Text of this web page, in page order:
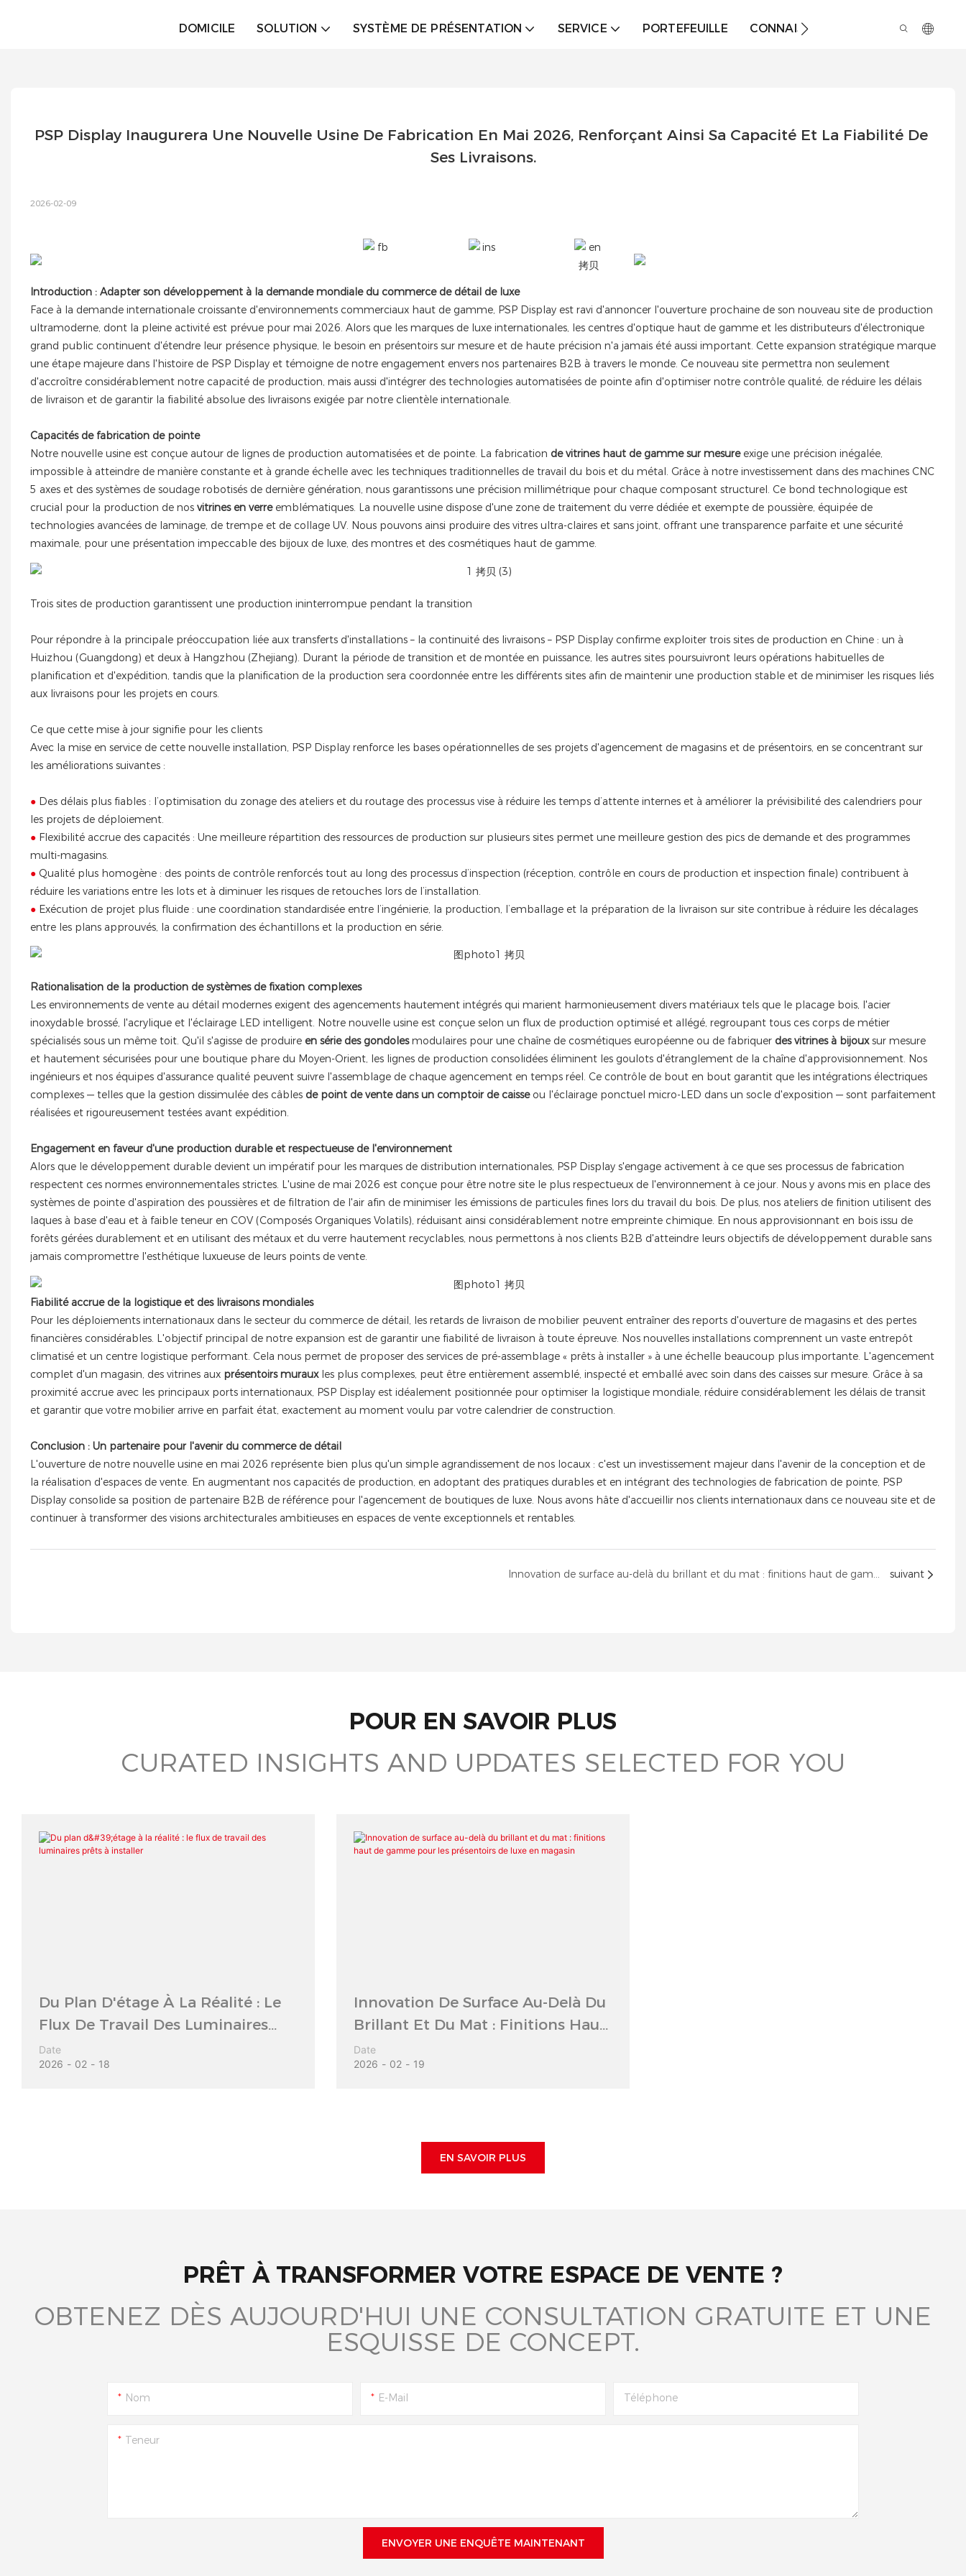
DOMICILE SOLUTION SYSTÈME DE PRÉSENTATION SERVICE PORTEFEUILLE CONNAISSANCES À PROPOS DE
PSP Display Inaugurera Une Nouvelle Usine De Fabrication En Mai 2026, Renforçant Ainsi Sa Capacité Et La Fiabilité De
Ses Livraisons.
2026-02-09
Introduction : Adapter son développement à la demande mondiale du commerce de détail de luxe
Face à la demande internationale croissante d'environnements commerciaux haut de gamme, PSP Display est ravi d'annoncer l'ouverture prochaine de son nouveau site de production
ultramoderne, dont la pleine activité est prévue pour mai 2026. Alors que les marques de luxe internationales, les centres d'optique haut de gamme et les distributeurs d'électronique
grand public continuent d'étendre leur présence physique, le besoin en présentoirs sur mesure et de haute précision n'a jamais été aussi important. Cette expansion stratégique marque
une étape majeure dans l'histoire de PSP Display et témoigne de notre engagement envers nos partenaires B2B à travers le monde. Ce nouveau site permettra non seulement
d'accroître considérablement notre capacité de production, mais aussi d'intégrer des technologies automatisées de pointe afin d'optimiser notre contrôle qualité, de réduire les délais
de livraison et de garantir la fiabilité absolue des livraisons exigée par notre clientèle internationale.
Capacités de fabrication de pointe
Notre nouvelle usine est conçue autour de lignes de production automatisées et de pointe. La fabrication de vitrines haut de gamme sur mesureexige une précision inégalée,
impossible à atteindre de manière constante et à grande échelle avec les techniques traditionnelles de travail du bois et du métal. Grâce à notre investissement dans des machines CNC
5 axes et des systèmes de soudage robotisés de dernière génération, nous garantissons une précision millimétrique pour chaque composant structurel. Ce bond technologique est
crucial pour la production de nos vitrines en verreemblématiques. La nouvelle usine dispose d'une zone de traitement du verre dédiée et exempte de poussière, équipée de
technologies avancées de laminage, de trempe et de collage UV. Nous pouvons ainsi produire des vitres ultra-claires et sans joint, offrant une transparence parfaite et une sécurité
maximale, pour une présentation impeccable des bijoux de luxe, des montres et des cosmétiques haut de gamme.
Trois sites de production garantissent une production ininterrompue pendant la transition
Pour répondre à la principale préoccupation liée aux transferts d'installations – la continuité des livraisons – PSP Display confirme exploiter trois sites de production en Chine : un à
Huizhou (Guangdong) et deux à Hangzhou (Zhejiang). Durant la période de transition et de montée en puissance, les autres sites poursuivront leurs opérations habituelles de
planification et d'expédition, tandis que la planification de la production sera coordonnée entre les différents sites afin de maintenir une production stable et de minimiser les risques liés
aux livraisons pour les projets en cours.
Ce que cette mise à jour signifie pour les clients
Avec la mise en service de cette nouvelle installation, PSP Display renforce les bases opérationnelles de ses projets d'agencement de magasins et de présentoirs, en se concentrant sur
les améliorations suivantes :
● Des délais plus fiables : l’optimisation du zonage des ateliers et du routage des processus vise à réduire les temps d’attente internes et à améliorer la prévisibilité des calendriers pour
les projets de déploiement.
● Flexibilité accrue des capacités : Une meilleure répartition des ressources de production sur plusieurs sites permet une meilleure gestion des pics de demande et des programmes
multi-magasins.
● Qualité plus homogène : des points de contrôle renforcés tout au long des processus d’inspection (réception, contrôle en cours de production et inspection finale) contribuent à
réduire les variations entre les lots et à diminuer les risques de retouches lors de l’installation.
● Exécution de projet plus fluide : une coordination standardisée entre l’ingénierie, la production, l’emballage et la préparation de la livraison sur site contribue à réduire les décalages
entre les plans approuvés, la confirmation des échantillons et la production en série.
Rationalisation de la production de systèmes de fixation complexes
Les environnements de vente au détail modernes exigent des agencements hautement intégrés qui marient harmonieusement divers matériaux tels que le placage bois, l'acier
inoxydable brossé, l'acrylique et l'éclairage LED intelligent. Notre nouvelle usine est conçue selon un flux de production optimisé et allégé, regroupant tous ces corps de métier
spécialisés sous un même toit. Qu'il s'agisse de produire en série des gondolesmodulaires pour une chaîne de cosmétiques européenne ou de fabriquer des vitrines à bijouxsur mesure
et hautement sécurisées pour une boutique phare du Moyen-Orient, les lignes de production consolidées éliminent les goulots d'étranglement de la chaîne d'approvisionnement. Nos
ingénieurs et nos équipes d'assurance qualité peuvent suivre l'assemblage de chaque agencement en temps réel. Ce contrôle de bout en bout garantit que les intégrations électriques
complexes — telles que la gestion dissimulée des câbles de point de vente dans un comptoir de caisseou l'éclairage ponctuel micro-LED dans un socle d'exposition — sont parfaitement
réalisées et rigoureusement testées avant expédition.
Engagement en faveur d'une production durable et respectueuse de l'environnement
Alors que le développement durable devient un impératif pour les marques de distribution internationales, PSP Display s'engage activement à ce que ses processus de fabrication
respectent ces normes environnementales strictes. L'usine de mai 2026 est conçue pour être notre site le plus respectueux de l'environnement à ce jour. Nous y avons mis en place des
systèmes de pointe d'aspiration des poussières et de filtration de l'air afin de minimiser les émissions de particules fines lors du travail du bois. De plus, nos ateliers de finition utilisent des
laques à base d'eau et à faible teneur en COV (Composés Organiques Volatils), réduisant ainsi considérablement notre empreinte chimique. En nous approvisionnant en bois issu de
forêts gérées durablement et en utilisant des métaux et du verre hautement recyclables, nous permettons à nos clients B2B d'atteindre leurs objectifs de développement durable sans
jamais compromettre l'esthétique luxueuse de leurs points de vente.
Fiabilité accrue de la logistique et des livraisons mondiales
Pour les déploiements internationaux dans le secteur du commerce de détail, les retards de livraison de mobilier peuvent entraîner des reports d'ouverture de magasins et des pertes
financières considérables. L'objectif principal de notre expansion est de garantir une fiabilité de livraison à toute épreuve. Nos nouvelles installations comprennent un vaste entrepôt
climatisé et un centre logistique performant. Cela nous permet de proposer des services de pré-assemblage « prêts à installer » à une échelle beaucoup plus importante. L'agencement
complet d'un magasin, des vitrines aux présentoirs murauxles plus complexes, peut être entièrement assemblé, inspecté et emballé avec soin dans des caisses sur mesure. Grâce à sa
proximité accrue avec les principaux ports internationaux, PSP Display est idéalement positionnée pour optimiser la logistique mondiale, réduire considérablement les délais de transit
et garantir que votre mobilier arrive en parfait état, exactement au moment voulu par votre calendrier de construction.
Conclusion : Un partenaire pour l'avenir du commerce de détail
L'ouverture de notre nouvelle usine en mai 2026 représente bien plus qu'un simple agrandissement de nos locaux : c'est un investissement majeur dans l'avenir de la conception et de
la réalisation d'espaces de vente. En augmentant nos capacités de production, en adoptant des pratiques durables et en intégrant des technologies de fabrication de pointe, PSP
Display consolide sa position de partenaire B2B de référence pour l'agencement de boutiques de luxe. Nous avons hâte d'accueillir nos clients internationaux dans ce nouveau site et de
continuer à transformer des visions architecturales ambitieuses en espaces de vente exceptionnels et rentables.
Innovation de surface au-delà du brillant et du mat : finitions haut de gamme pour les présentoirs de luxe en magasin suivant
POUR EN SAVOIR PLUS
CURATED INSIGHTS AND UPDATES SELECTED FOR YOU
Du Plan D'étage À La Réalité : Le
Flux De Travail Des Luminaires
Prêts À Installer
Date
2026
02 18
Innovation De Surface Au-Delà Du
Brillant Et Du Mat : Finitions Haut
De Gamme Pour Les Présentoirs
De Luxe En Magasin
Date
2026
02 19
EN SAVOIR PLUS
PRÊT À TRANSFORMER VOTRE ESPACE DE VENTE ?
OBTENEZ DÈS AUJOURD'HUI UNE CONSULTATION GRATUITE ET UNE
ESQUISSE DE CONCEPT.
Nom E-Mail Téléphone
Teneur
ENVOYER UNE ENQUÊTE MAINTENANT